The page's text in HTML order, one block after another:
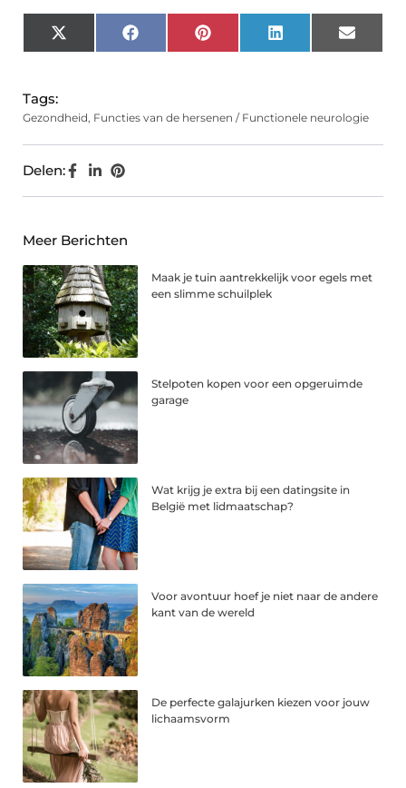
X
(Twitter)
FacebookPinterest LinkedIn Email
Tags:
Gezondheid, Functies van de hersenen / Functionele neurologie
Delen:
Meer Berichten
Maak je tuin aantrekkelijk voor egels met
een slimme schuilplek
Stelpoten kopen voor een opgeruimde
garage
Wat krijg je extra bij een datingsite in
België met lidmaatschap?
Voor avontuur hoef je niet naar de andere
kant van de wereld
De perfecte galajurken kiezen voor jouw
lichaamsvorm